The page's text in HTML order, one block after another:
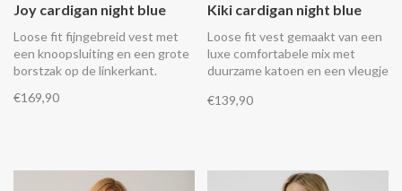
Joy cardigan night blue
Loose fit fijngebreid vest met
een knoopsluiting en een grote
borstzak op de linkerkant.
€169,90
Kiki cardigan night blue
Loose fit vest gemaakt van een
luxe comfortabele mix met
duurzame katoen en een vleugje
polokraag, ribgebreide zomen en
€139,90